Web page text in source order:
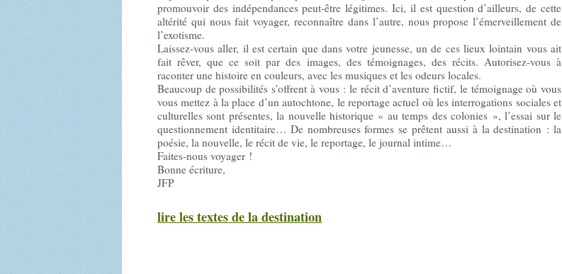
promouvoir des indépendances peut-être légitimes. Ici, il est question d’ailleurs, de cette
altérité qui nous fait voyager, reconnaître dans l’autre, nous propose l’émerveillement de
l’exotisme.
Laissez-vous aller, il est certain que dans votre jeunesse, un de ces lieux lointain vous ait
fait rêver, que ce soit par des images, des témoignages, des récits. Autorisez-vous à
raconter une histoire en couleurs, avec les musiques et les odeurs locales.
Beaucoup de possibilités s’offrent à vous : le récit d’aventure fictif, le témoignage où vous
vous mettez à la place d’un autochtone, le reportage actuel où les interrogations sociales et
culturelles sont présentes, la nouvelle historique « au temps des colonies », l’essai sur le
questionnement identitaire… De nombreuses formes se prêtent aussi à la destination : la
poésie, la nouvelle, le récit de vie, le reportage, le journal intime…
Faites-nous voyager !
Bonne écriture,
JFP
lire les textes de la destination